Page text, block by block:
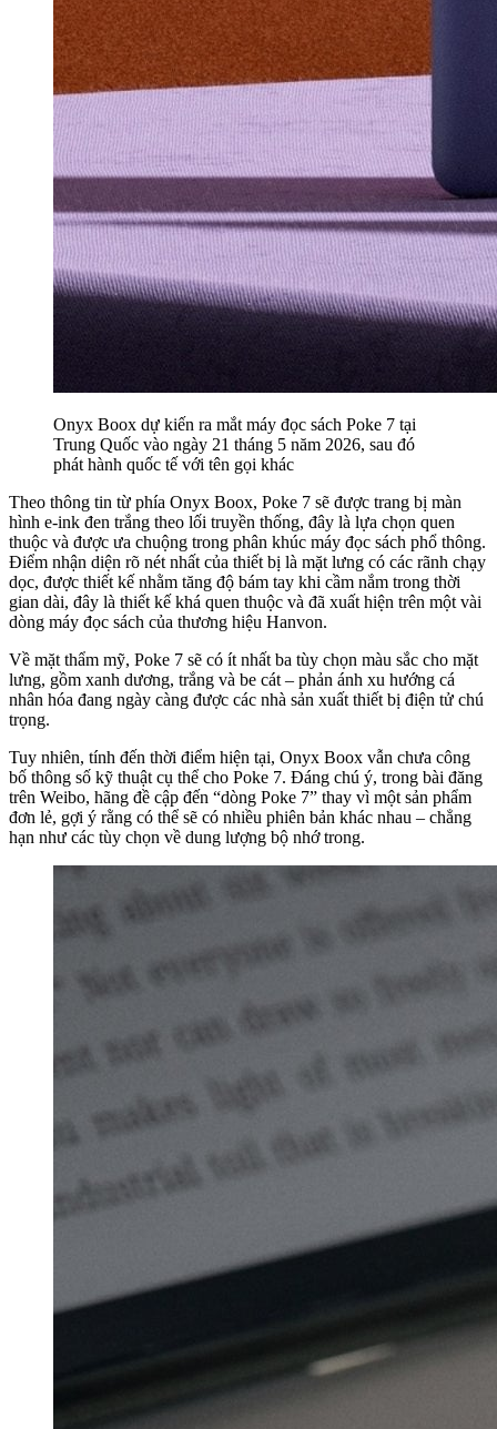
Onyx Boox dự kiến ra mắt máy đọc sách Poke 7 tại
Trung Quốc vào ngày 21 tháng 5 năm 2026, sau đó
phát hành quốc tế với tên gọi khác
Theo thông tin từ phía Onyx Boox, Poke 7 sẽ được trang bị màn
hình e-ink đen trắng theo lối truyền thống, đây là lựa chọn quen
thuộc và được ưa chuộng trong phân khúc máy đọc sách phổ thông.
Điểm nhận diện rõ nét nhất của thiết bị là mặt lưng có các rãnh chạy
dọc, được thiết kế nhằm tăng độ bám tay khi cầm nắm trong thời
gian dài, đây là thiết kế khá quen thuộc và đã xuất hiện trên một vài
dòng máy đọc sách của thương hiệu Hanvon.
Về mặt thẩm mỹ, Poke 7 sẽ có ít nhất ba tùy chọn màu sắc cho mặt
lưng, gồm xanh dương, trắng và be cát – phản ánh xu hướng cá
nhân hóa đang ngày càng được các nhà sản xuất thiết bị điện tử chú
trọng.
Tuy nhiên, tính đến thời điểm hiện tại, Onyx Boox vẫn chưa công
bố thông số kỹ thuật cụ thể cho Poke 7. Đáng chú ý, trong bài đăng
trên Weibo, hãng đề cập đến “dòng Poke 7” thay vì một sản phẩm
đơn lẻ, gợi ý rằng có thể sẽ có nhiều phiên bản khác nhau – chẳng
hạn như các tùy chọn về dung lượng bộ nhớ trong.